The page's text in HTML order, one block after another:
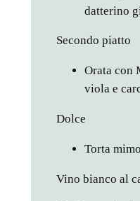
datterino
Secondo piatto
Orata con
viola e
Dolce
Torta
Vino bianco al